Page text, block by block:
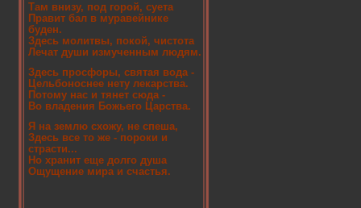
Там внизу, под горой, суета
Правит бал в муравейнике
буден.
Здесь молитвы, покой, чистота
Лечат души измученным людям.
Здесь просфоры, святая вода -
Цельбоноснее нету лекарства.
Потому нас и тянет сюда -
Во владения Божьего Царства.
Я на землю схожу, не спеша,
Здесь все то же - пороки и
страсти...
Но хранит еще долго душа
Ощущение мира и счастья.